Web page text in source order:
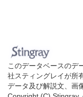
このデータベースのデ
社スティングレイが所
データ及び解説文、画